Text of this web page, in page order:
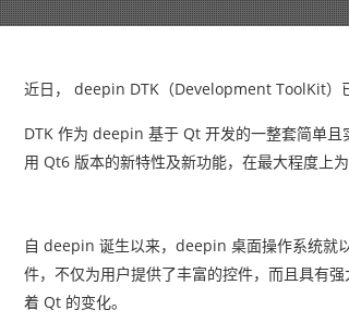
近日， deepin DTK（Development ToolKit）
DTK 作为 deepin 基于 Qt 开发的一整套简单
用 Qt6 版本的新特性及新功能，在最大程度上
自 deepin 诞生以来，deepin 桌面操作系统就
件，不仅为用户提供了丰富的控件，而且具有
着 Qt 的变化。